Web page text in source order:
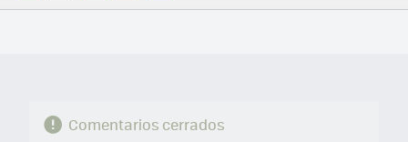
FACEBOOK
TWITTERFLIPBOARD
E-
WHATSAPP
Comentarios cerrados